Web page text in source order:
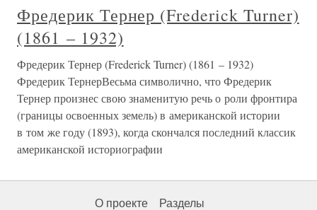
Фредерик Тернер (Frederick Turner)
(1861 – 1932)
Фредерик Тернер (Frederick Turner) (1861 – 1932)
Фредерик ТернерВесьма символично, что Фредерик
Тернер произнес свою знаменитую речь о роли фронтира
(границы освоенных земель) в американской истории
в том же году (1893), когда скончался последний классик
американской историографии
О проекте Разделы